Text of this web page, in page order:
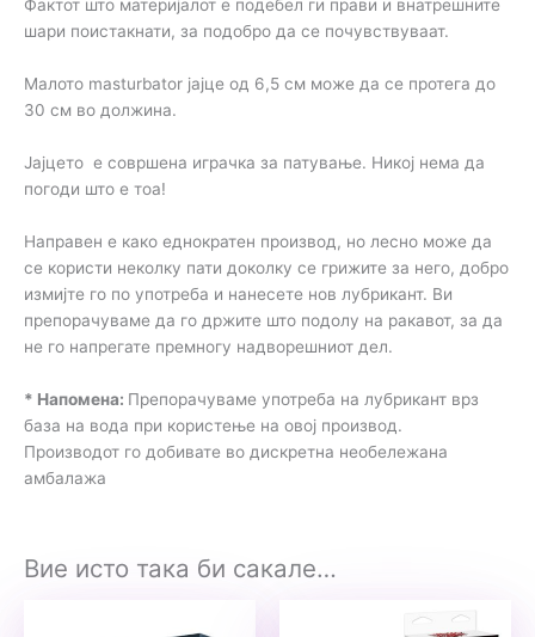
Фактот што материјалот е подебел ги прави и внатрешните
шари поистакнати, за подобро да се почувствуваат.
Малото masturbator јајце од 6,5 см може да се протега до
30 см во должина.
Јајцето е совршена играчка за патување. Никој нема да
погоди што е тоа!
Направен е како еднократен производ, но лесно може да
се користи неколку пати доколку се грижите за него, добро
измијте го по употреба и нанесете нов лубрикант. Ви
препорачуваме да го држите што подолу на ракавот, за да
не го напрегате премногу надворешниот дел.
* Напомена: Препорачуваме употреба на лубрикант врз
база на вода при користење на овој производ.
Производот го добивате во дискретна необележана
амбалажа
Вие исто така би сакале…